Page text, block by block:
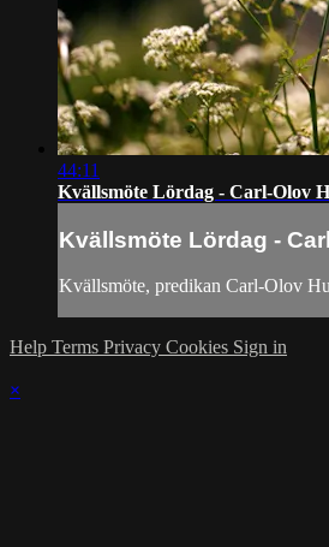
44:11
Kvällsmöte Lördag - Carl-Olov
Kvällsmöte Lördag -
Kvällsmöte, predikan Carl-Olov
Help Terms Privacy Cookies Sign in
×